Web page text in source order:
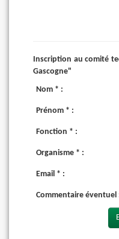
Inscription au comité
Gascogne"
Nom * :
Prénom * :
Fonction * :
Organisme * :
Email * :